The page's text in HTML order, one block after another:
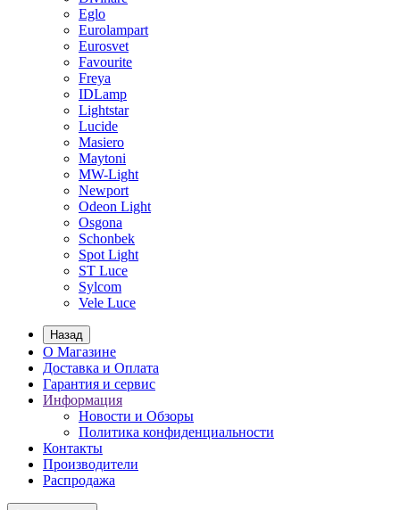
Eglo
Eurolampart
Eurosvet
Favourite
Freya
IDLamp
Lightstar
Lucide
Masiero
Maytoni
MW-Light
Newport
Odeon Light
Osgona
Schonbek
Spot Light
ST Luce
Sylcom
Vele Luce
Назад
О Магазине
Доставка и Оплата
Гарантия и сервис
Информация
Новости и Обзоры
Политика конфиденциальности
Контакты
Производители
Распродажа